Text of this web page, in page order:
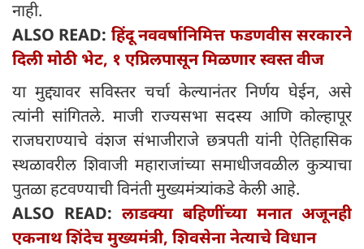
नाही.
ALSO READ: हिंदू नववर्षानिमित्त फडणवीस सरकारने
दिली मोठी भेट, १ एप्रिलपासून मिळणार स्वस्त वीज
या मुद्द्यावर सविस्तर चर्चा केल्यानंतर निर्णय घेईन, असे
त्यांनी सांगितले. माजी राज्यसभा सदस्य आणि कोल्हापूर
राजघराण्याचे वंशज संभाजीराजे छत्रपती यांनी ऐतिहासिक
स्थळावरील शिवाजी महाराजांच्या समाधीजवळील कुत्र्याचा
पुतळा हटवण्याची विनंती मुख्यमंत्र्यांकडे केली आहे.
ALSO READ: लाडक्या बहिणींच्या मनात अजूनही
एकनाथ शिंदेच मुख्यमंत्री, शिवसेना नेत्याचे विधान